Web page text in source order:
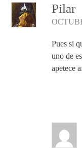
Pilar
Pues si
uno de
apetece